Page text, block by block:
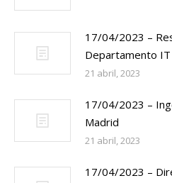
17/04/2023 –
Departamento
21 abril, 2023
17/04/2023 –
Madrid
21 abril, 2023
17/04/2023 –